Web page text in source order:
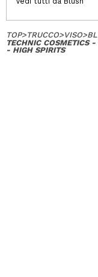
TOP>TRUCCO>VISO>
TECHNIC COSMETICS
- HIGH SPIRITS